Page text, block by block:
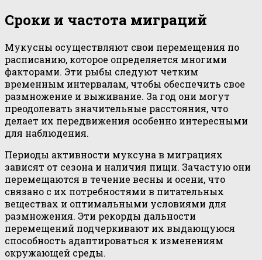
Сроки и частота миграций
Мукусны осуществляют свои перемещения по
расписанию, которое определяется многими
факторами. Эти рыбы следуют четким
временным интервалам, чтобы обеспечить свое
размножение и выживание. За год они могут
преодолевать значительные расстояния, что
делает их передвижения особенно интересными
для наблюдения.
Периоды активности муксуна в миграциях
зависят от сезона и наличия пищи. Зачастую они
перемещаются в течение весны и осени, что
связано с их потребностями в питательных
веществах и оптимальными условиями для
размножения. Эти рекорды дальности
перемещений подчеркивают их выдающуюся
способность адаптироваться к изменениям
окружающей среды.